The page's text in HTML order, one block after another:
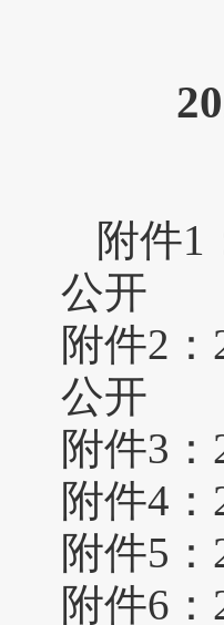
附件1
公开
附件2：
公开
附件3：
附件4：
附件5：
附件6：